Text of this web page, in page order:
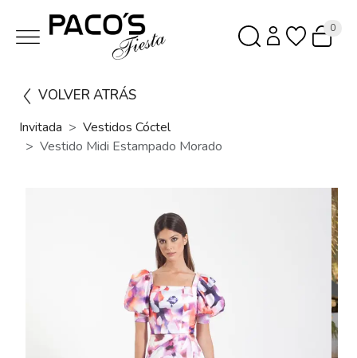
0
VOLVER ATRÁS
Invitada
Vestidos Cóctel
Vestido Midi Estampado Morado